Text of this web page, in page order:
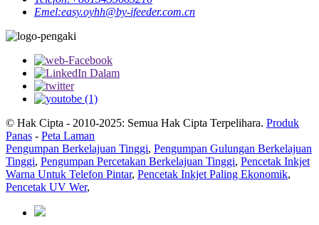
Emel:easy.oyhh@by-ifeeder.com.cn
© Hak Cipta - 2010-2025: Semua Hak Cipta Terpelihara. Produk
Panas - Peta Laman
Pengumpan Berkelajuan Tinggi, Pengumpan Gulungan Berkelajuan
Tinggi, Pengumpan Percetakan Berkelajuan Tinggi, Pencetak Inkjet
Warna Untuk Telefon Pintar, Pencetak Inkjet Paling Ekonomik,
Pencetak UV Wer,